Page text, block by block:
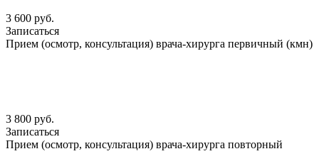
3 600 руб.
Записаться
Прием (осмотр, консультация) врача-хирурга первичный (кмн)
3 800 руб.
Записаться
Прием (осмотр, консультация) врача-хирурга повторный